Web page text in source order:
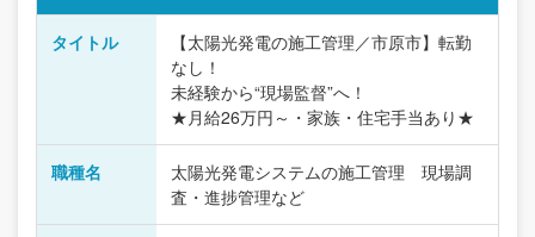
タイトル
【太陽光発電の施工管理／市原市】転勤
なし！
未経験から“現場監督”へ！
★月給26万円～・家族・住宅手当あり★
職種名
太陽光発電システムの施工管理 現場調
査・進捗管理など